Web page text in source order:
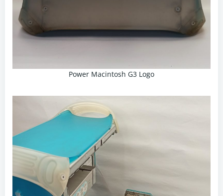
Power Macintosh G3 Logo